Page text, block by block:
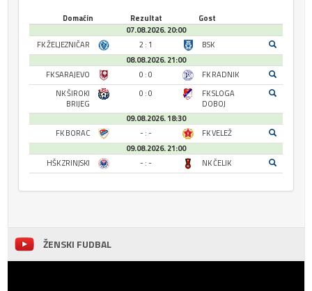
Domaćin Rezultat
Gost
07.08.2026. 20:00
FK ŽELJEZNIČAR
2 : 1
BSK
08.08.2026. 21:00
FK SARAJEVO
0 : 0
FK RADNIK
NK ŠIROKI
BRIJEG
0 : 0
FK SLOGA
DOBOJ
09.08.2026. 18:30
FK BORAC
- : -
FK VELEŽ
09.08.2026. 21:00
HŠK ZRINJSKI
- : - NK ČELIK
ŽENSKI FUDBAL